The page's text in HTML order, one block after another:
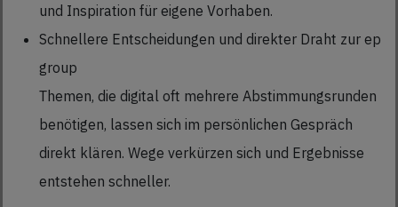
und Inspiration für eigene Vorhaben.
Schnellere Entscheidungen und direkter Draht zur ep
group
Themen, die digital oft mehrere Abstimmungsrunden
benötigen, lassen sich im persönlichen Gespräch
direkt klären. Wege verkürzen sich und Ergebnisse
entstehen schneller.